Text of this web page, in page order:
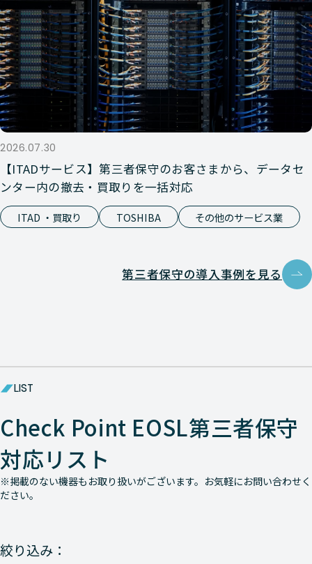
2026.07.30
【ITADサービス】第三者保守のお客さまから、データセ
ンター内の撤去・買取りを一括対応
ITAD ・買取り TOSHIBA その他のサービス業
第三者保守の導入事例を見る
LIST
Check Point EOSL第三者保守
対応リスト
※掲載のない機器もお取り扱いがございます。お気軽にお問い合わせく
ださい。
絞り込み：